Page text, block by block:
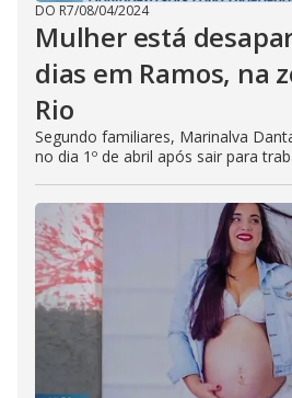
DO R7/08/04/2024
Mulher está
dias em Ramos, na
Rio
Segundo familiares, Marinalva
no dia 1º de abril após sair para